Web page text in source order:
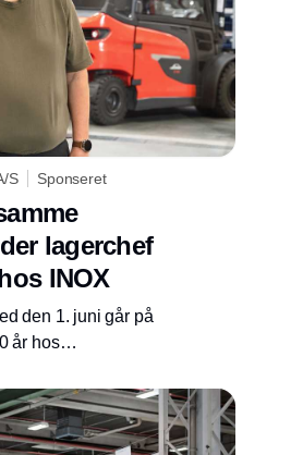
S Sponseret
lagerchef
INOX
den 1. juni går på
år hos
logistik, som
gennem to